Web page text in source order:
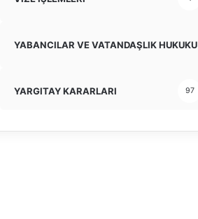
YABANCILAR VE VATANDAŞLIK HUKUKU
YARGITAY KARARLARI 97